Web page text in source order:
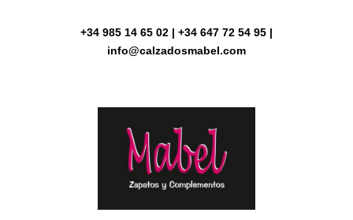
+34 985 14 65 02 | +34 647 72 54 95 |
info@calzadosmabel.com